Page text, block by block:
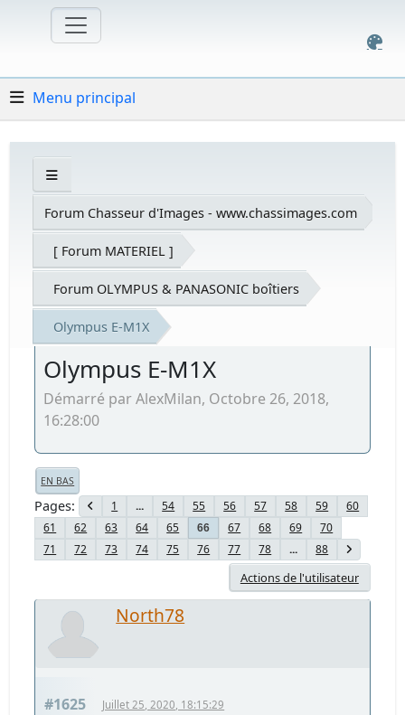
Menu principal
Forum Chasseur d'Images - www.chassimages.com
[ Forum MATERIEL ]
Forum OLYMPUS & PANASONIC boîtiers
Olympus E-M1X
Olympus E-M1X
Démarré par AlexMilan, Octobre 26, 2018,
16:28:00
EN BAS
Pages 1 ... 54 55 56 57 58 59
60
61
62 63 64 65 66 67 68 69
70
71
72 73 74 75 76 77 78 ... 88
Actions de l'utilisateur
North78
#1625 Juillet 25, 2020, 18:15:29